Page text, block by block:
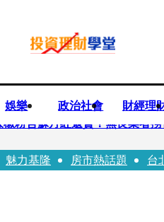
娛樂 政治社會 財經理
椒粉含蘇丹紅還賣！無良業者
替代的夥伴離開了我」…張韶
魅力基隆 房市熱話題 台